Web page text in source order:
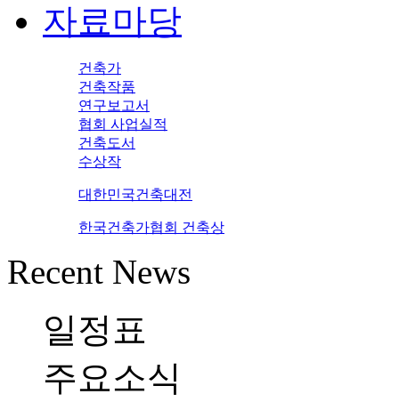
자료마당
건축가
건축작품
연구보고서
협회 사업실적
건축도서
수상작
대한민국건축대전
한국건축가협회 건축상
Recent News
일정표
주요소식